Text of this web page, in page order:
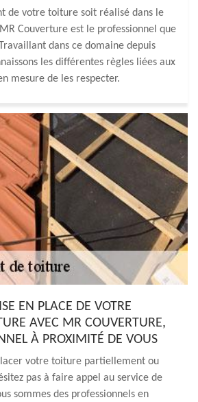
de votre toiture soit réalisé dans le
Couverture est le professionnel que
dans ce domaine depuis
les différentes règles liées aux
mesure de les respecter.
EN PLACE DE VOTRE
AVEC MR COUVERTURE,
À PROXIMITÉ DE VOUS
votre toiture partiellement ou
pas à faire appel au service de
sommes des professionnels en